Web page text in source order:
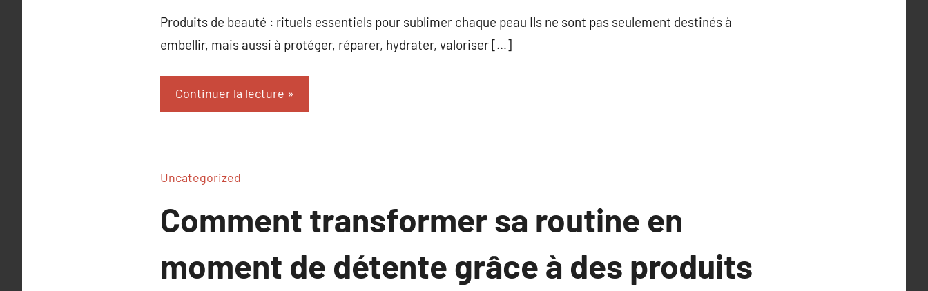
Produits de beauté : rituels essentiels pour sublimer chaque peau Ils ne sont pas seulement destinés à
embellir, mais aussi à protéger, réparer, hydrater, valoriser […]
Continuer la lecture
Uncategorized
Comment transformer sa routine en
moment de détente grâce à des produits